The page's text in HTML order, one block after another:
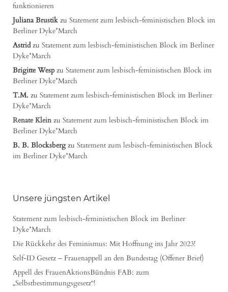
funktionieren
Juliana Brustik zu Statement zum lesbisch-feministischen Block im
Berliner Dyke*March
Astridzu Statement zum lesbisch-feministischen Block im Berliner
Dyke*March
Brigitte Wespzu Statement zum lesbisch-feministischen Block im
Berliner Dyke*March
T.M. zu Statement zum lesbisch-feministischen Block im Berliner
Dyke*March
Renate Kleinzu Statement zum lesbisch-feministischen Block im
Berliner Dyke*March
B. B. Blocksbergzu Statement zum lesbisch-feministischen Block
im Berliner Dyke*March
Unsere jüngsten Artikel
Statement zum lesbisch-feministischen Block im Berliner
Dyke*March
Die Rückkehr des Feminismus: Mit Hoffnung ins Jahr 2023!
Self-ID Gesetz – Frauenappell an den Bundestag (Offener Brief)
Appell des FrauenAktionsBündnis FAB: zum
„Selbstbestimmungsgesetz“!